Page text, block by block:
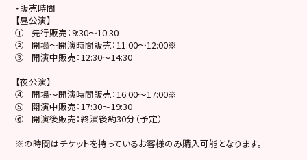
・販売時間
【昼公演】
①
先行販売：9:30～10:30
②
開場～開演時間販売：11:00～12:00※
③
開演中販売：12:30～14:30
【夜公演】
④
開場～開演時間販売：16:00～17:00※
⑤
開演中販売：17:30～19:30
⑥
開演後販売：終演後約30分（予定）
※の時間はチケットを持っているお客様のみ購入可能となります。